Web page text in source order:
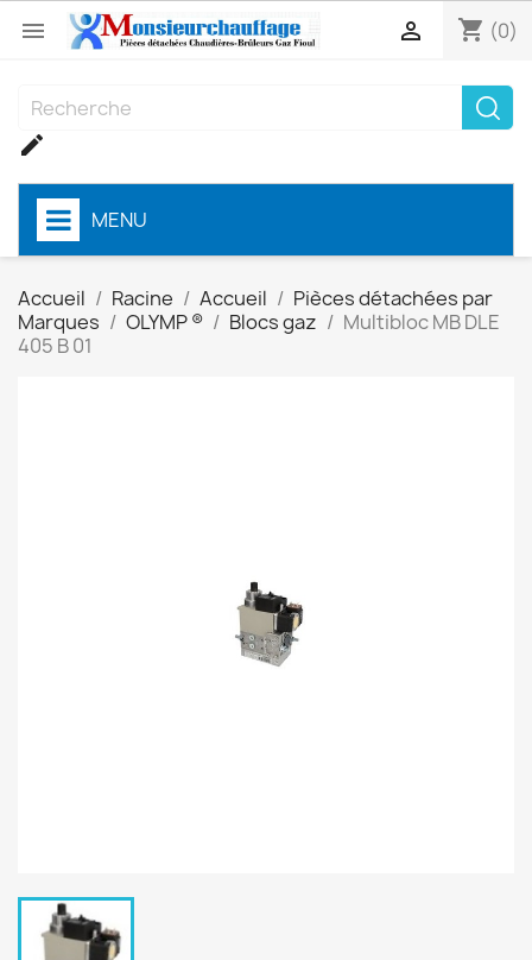
 shopping_cart (0)


MENU
Accueil Racine Accueil
Pièces détachées par
Marques
OLYMP ® Blocs gaz
Multibloc MB DLE
405 B 01